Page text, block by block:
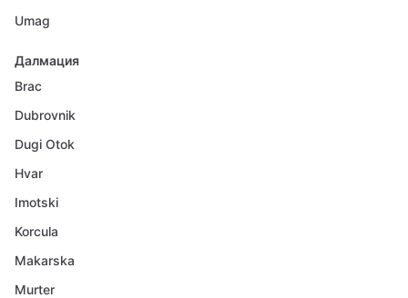
Umag
Далмация
Brac
Dubrovnik
Dugi Otok
Hvar
Imotski
Korcula
Makarska
Murter